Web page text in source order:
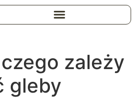
zależy
gleby